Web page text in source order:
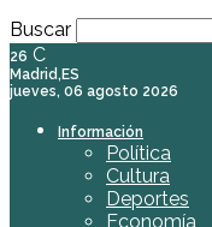
Buscar
26 C
Madrid,ES
jueves, 06 agosto 2026
Información
Política
Cultura
Deportes
Economía